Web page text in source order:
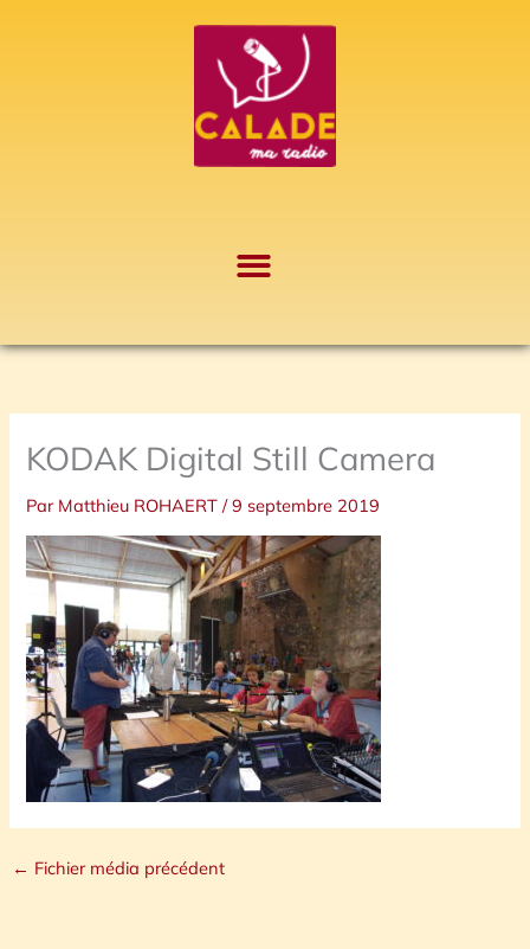
KODAK Digital Still Camera
Par Matthieu ROHAERT/9 septembre 2019
← Fichier média précédent